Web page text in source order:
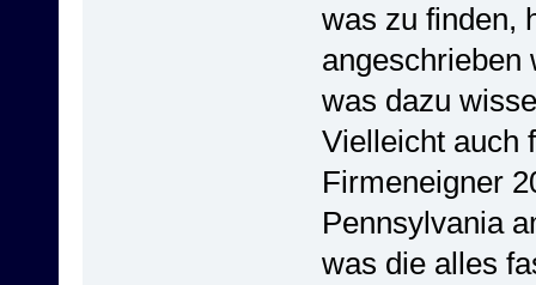
was zu finden,
angeschrieben
was dazu
Vielleicht auch
Firmeneigner
Pennsylvania
was die alles